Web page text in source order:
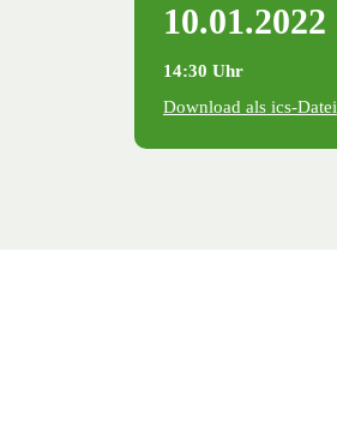
10.01.2022
14:30 Uhr
Download als ics-Datei